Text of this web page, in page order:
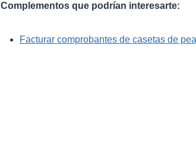
Complementos que podrían interesarte:
Facturar comprobantes de casetas de